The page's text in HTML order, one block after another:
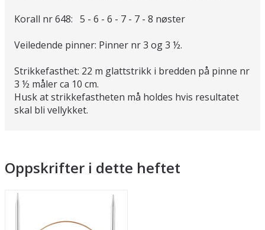
Korall nr 648: 5 - 6 - 6 - 7 - 7 - 8 nøster
Veiledende pinner: Pinner nr 3 og 3 ½.
Strikkefasthet: 22 m glattstrikk i bredden på pinne nr
3 ½ måler ca 10 cm.
Husk at strikkefastheten må holdes hvis resultatet
skal bli vellykket.
Oppskrifter i dette heftet